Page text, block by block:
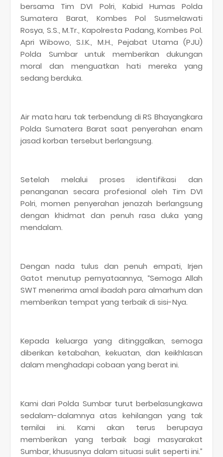
bersama Tim DVI Polri, Kabid Humas Polda
Sumatera Barat, Kombes Pol Susmelawati
Rosya, S.S., M.Tr., Kapolresta Padang, Kombes Pol.
Apri Wibowo, S.I.K., M.H., Pejabat Utama (PJU)
Polda Sumbar untuk memberikan dukungan
moral dan menguatkan hati mereka yang
sedang berduka.
Air mata haru tak terbendung di RS Bhayangkara
Polda Sumatera Barat saat penyerahan enam
jasad korban tersebut berlangsung.
Setelah melalui proses identifikasi dan
penanganan secara profesional oleh Tim DVI
Polri, momen penyerahan jenazah berlangsung
dengan khidmat dan penuh rasa duka yang
mendalam.
Dengan nada tulus dan penuh empati, Irjen
Gatot menutup pernyataannya, “Semoga Allah
SWT menerima amal ibadah para almarhum dan
memberikan tempat yang terbaik di sisi-Nya.
Kepada keluarga yang ditinggalkan, semoga
diberikan ketabahan, kekuatan, dan keikhlasan
dalam menghadapi cobaan yang berat ini.
Kami dari Polda Sumbar turut berbelasungkawa
sedalam-dalamnya atas kehilangan yang tak
ternilai ini. Kami akan terus berupaya
memberikan yang terbaik bagi masyarakat
Sumbar, khususnya dalam situasi sulit seperti ini.”